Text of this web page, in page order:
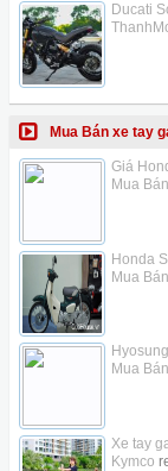
Ducati
Mua Bán xe tay
Giá
Mua
Honda
Mua
Mua
Xe tay
Kymco